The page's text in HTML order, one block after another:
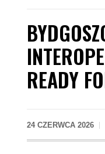
READY
24 CZERWCA 2026